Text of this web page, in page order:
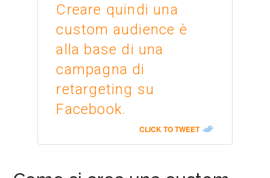
Creare quindi una
custom audience è
alla base di una
campagna di
retargeting su
Facebook.
CLICK TO TWEET